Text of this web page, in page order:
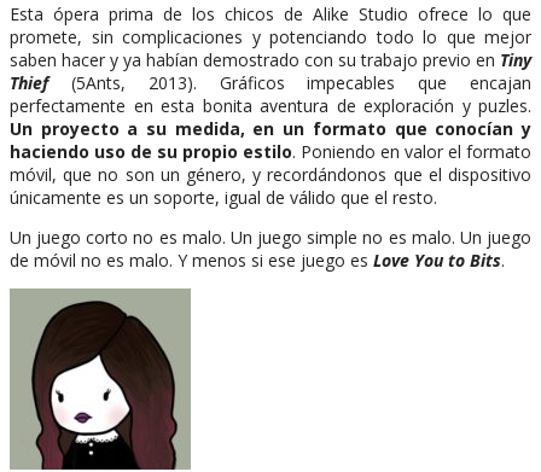
Esta ópera prima de los chicos de Alike Studio ofrece lo que
promete, sin complicaciones y potenciando todo lo que mejor
saben hacer y ya habían demostrado con su trabajo previo en Tiny
Thief (5Ants, 2013). Gráficos impecables que encajan
perfectamente en esta bonita aventura de exploración y puzles.
Un proyecto a su medida, en un formato que conocían y
haciendo uso de su propio estilo. Poniendo en valor el formato
móvil, que no son un género, y recordándonos que el dispositivo
únicamente es un soporte, igual de válido que el resto.
Un juego corto no es malo. Un juego simple no es malo. Un juego
de móvil no es malo. Y menos si ese juego es Love You to Bits.